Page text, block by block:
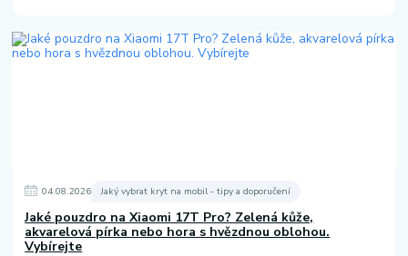
04.08.2026 Jaký vybrat kryt na mobil - tipy a doporučení
Jaké pouzdro na Xiaomi 17T Pro? Zelená kůže,
akvarelová pírka nebo hora s hvězdnou oblohou.
Vybírejte